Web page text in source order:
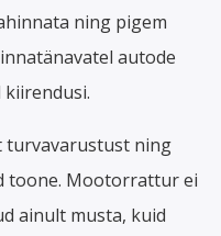
ning pigem
autode
turvavarustust ning
toone. Mootorrattur ei
ainult musta, kuid